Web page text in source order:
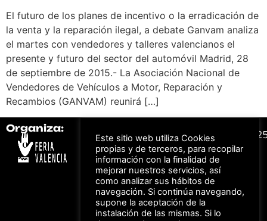
El futuro de los planes de incentivo o la erradicación de
la venta y la reparación ilegal, a debate Ganvam analiza
el martes con vendedores y talleres valencianos el
presente y futuro del sector del automóvil Madrid, 28
de septiembre de 2015.- La Asociación Nacional de
Vendedores de Vehículos a Motor, Reparación y
Recambios (GANVAM) reunirá […]
Organiza:
Bonos descuento para
los viajes a ferias
organizadas por Feria
Valencia al obtener tu
entrada
Aviso Legal –
de Privacidad
© Feria Valencia, todos
los derechos reservados
Este sitio web utiliza Cookies
propias y de terceros, para recopilar
información con la finalidad de
mejorar nuestros servicios, así
como analizar sus hábitos de
navegación. Si continúa navegando,
supone la aceptación de la
instalación de las mismas. Si lo